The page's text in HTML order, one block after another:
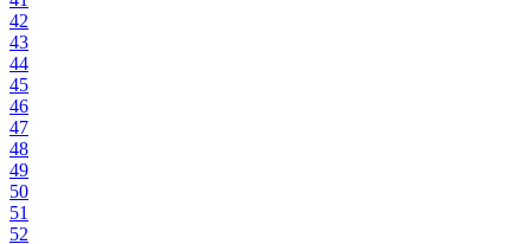
42
43
44
45
46
47
48
49
50
51
52